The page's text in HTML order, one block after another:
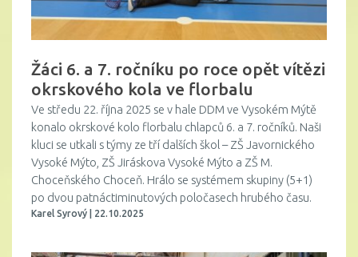
Žáci 6. a 7. ročníku po roce opět vítězi
okrskového kola ve florbalu
Ve středu 22. října 2025 se v hale DDM ve Vysokém Mýtě
konalo okrskové kolo florbalu chlapců 6. a 7. ročníků. Naši
kluci se utkali s týmy ze tří dalších škol – ZŠ Javornického
Vysoké Mýto, ZŠ Jiráskova Vysoké Mýto a ZŠ M.
Choceňského Choceň. Hrálo se systémem skupiny (5+1)
po dvou patnáctiminutových poločasech hrubého času.
Karel Syrový | 22.10.2025